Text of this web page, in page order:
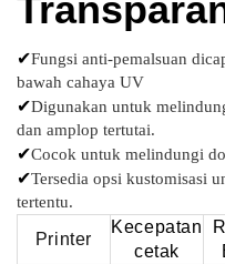
✔Fungsi anti-pemalsuan
bawah cahaya UV
✔Digunakan untuk
dan amplop tertutai.
✔Cocok untuk melindungi
✔Tersedia opsi kustomisasi
tertentu.
Printer
Kecepatan
cetak